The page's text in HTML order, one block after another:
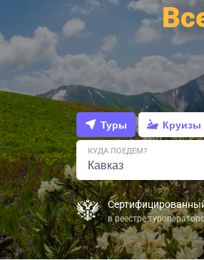
Туры Круизы
КУДА ПОЕДЕМ?
в реестре